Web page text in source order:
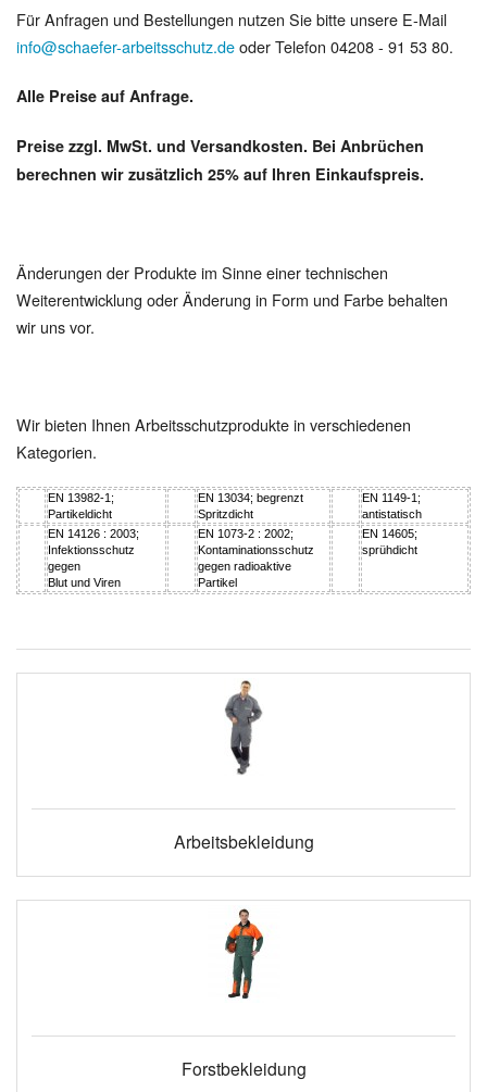
Für Anfragen und Bestellungen nutzen Sie bitte unsere E-Mail
info@schaefer-arbeitsschutz.deoder Telefon 04208 - 91 53 80.
Alle Preise auf Anfrage.
Preise zzgl. MwSt. und Versandkosten. Bei Anbrüchen
berechnen wir zusätzlich 25% auf Ihren Einkaufspreis.
Änderungen der Produkte im Sinne einer technischen
Weiterentwicklung oder Änderung in Form und Farbe behalten
wir uns vor.
Wir bieten Ihnen Arbeitsschutzprodukte in verschiedenen
Kategorien.
EN 13982-1;
Partikeldicht
EN 13034; begrenzt
Spritzdicht
EN 1149-1;
antistatisch
EN 14126 : 2003;
Infektionsschutz
gegen
Blut und Viren
EN 1073-2 : 2002;
Kontaminationsschutz
gegen radioaktive
Partikel
EN 14605;
sprühdicht
Arbeitsbekleidung
Forstbekleidung